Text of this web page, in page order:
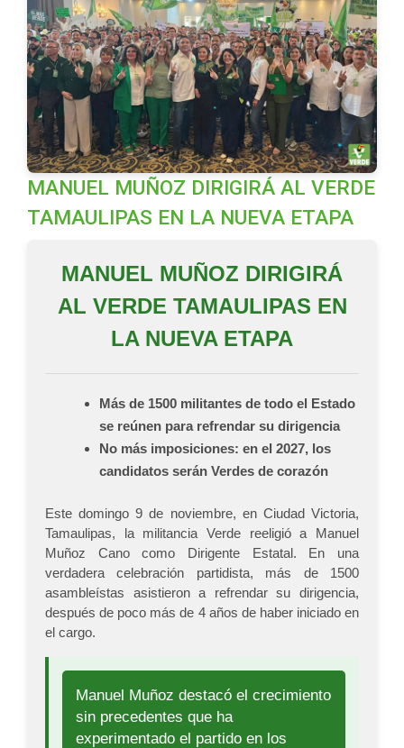
MANUEL MUÑOZ DIRIGIRÁ AL VERDE
TAMAULIPAS EN LA NUEVA ETAPA
MANUEL MUÑOZ DIRIGIRÁ
AL VERDE TAMAULIPAS EN
LA NUEVA ETAPA
Más de 1500 militantes de todo el Estado
se reúnen para refrendar su dirigencia
No más imposiciones: en el 2027, los
candidatos serán Verdes de corazón
Este domingo 9 de noviembre, en Ciudad Victoria,
Tamaulipas, la militancia Verde reeligió a Manuel
Muñoz Cano como Dirigente Estatal. En una
verdadera celebración partidista, más de 1500
asambleístas asistieron a refrendar su dirigencia,
después de poco más de 4 años de haber iniciado en
el cargo.
Manuel Muñoz destacó el crecimiento
sin precedentes que ha
experimentado el partido en los